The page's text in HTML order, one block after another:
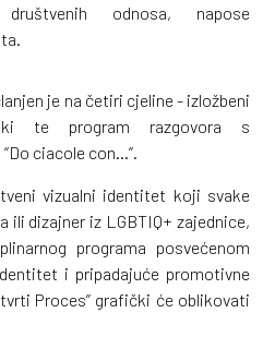
odnosa, napose
je na četiri cjeline - izložbeni
te program razgovora s
ciacole con...”.
vizualni identitet koji svake
ili dizajner iz LGBTIQ+ zajednice,
programa posvećenom
i pripadajuće promotivne
Proces” grafički će oblikovati